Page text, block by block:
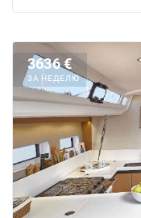
3636 €
ЗА НЕДЕЛЮ